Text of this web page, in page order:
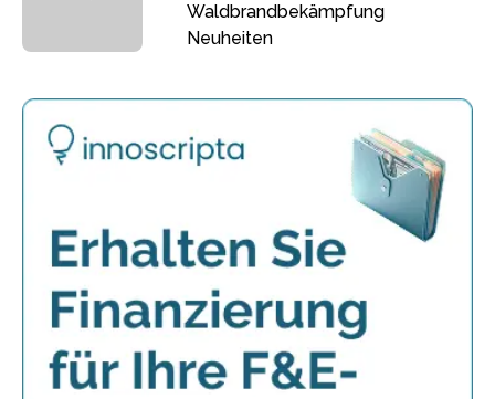
Waldbrandbekämpfung
Neuheiten